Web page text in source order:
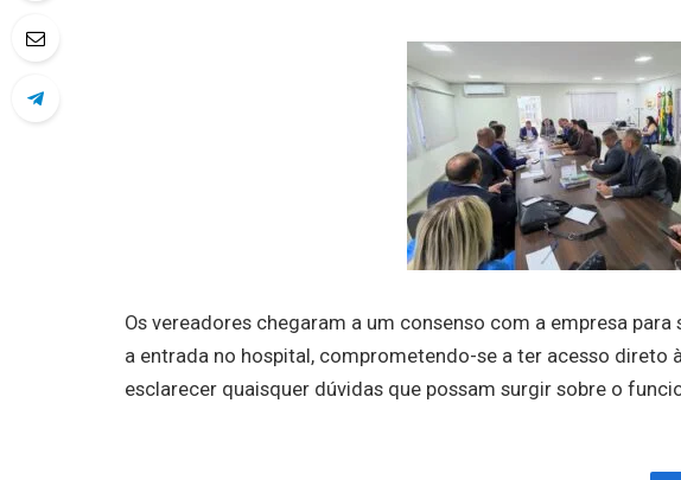
Os vereadores chegaram a um consenso com a empresa
a entrada no hospital, comprometendo-se a ter acesso
esclarecer quaisquer dúvidas que possam surgir sobre o